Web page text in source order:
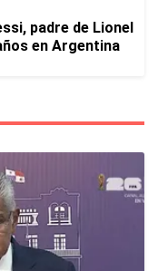
padre de Lionel
en Argentina